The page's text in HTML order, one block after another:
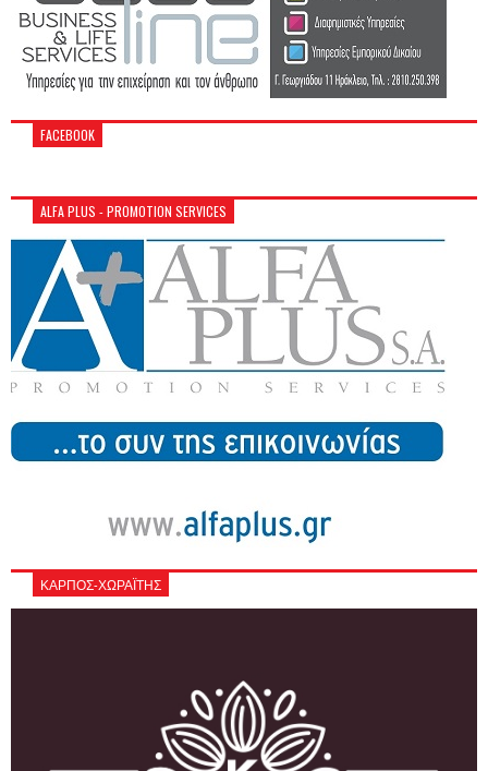
FACEBOOK
ALFA PLUS - PROMOTION SERVICES
ΚΑΡΠΟΣ-ΧΩΡΑΪΤΗΣ